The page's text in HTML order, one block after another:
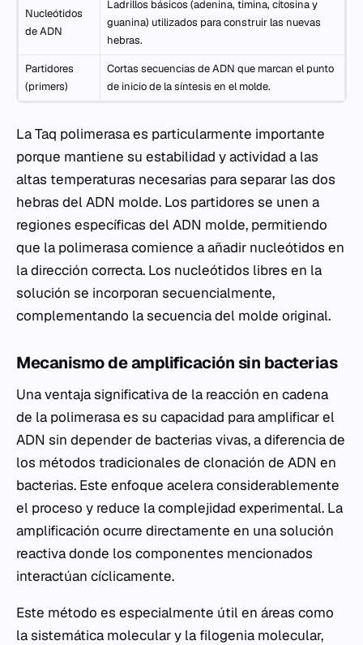
Nucleótidos
de ADN
Ladrillos básicos (adenina, timina, citosina y
guanina) utilizados para construir las nuevas
hebras.
Partidores
(primers)
Cortas secuencias de ADN que marcan el punto
de inicio de la síntesis en el molde.
La Taq polimerasa es particularmente importante
porque mantiene su estabilidad y actividad a las
altas temperaturas necesarias para separar las dos
hebras del ADN molde. Los partidores se unen a
regiones específicas del ADN molde, permitiendo
que la polimerasa comience a añadir nucleótidos en
la dirección correcta. Los nucleótidos libres en la
solución se incorporan secuencialmente,
complementando la secuencia del molde original.
Mecanismo de amplificación sin bacterias
Una ventaja significativa de la reacción en cadena
de la polimerasa es su capacidad para amplificar el
ADN sin depender de bacterias vivas, a diferencia de
los métodos tradicionales de clonación de ADN en
bacterias. Este enfoque acelera considerablemente
el proceso y reduce la complejidad experimental. La
amplificación ocurre directamente en una solución
reactiva donde los componentes mencionados
interactúan cíclicamente.
Este método es especialmente útil en áreas como
la sistemática molecular y la filogenia molecular,